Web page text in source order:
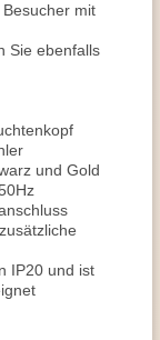
mit
Sie ebenfalls
und Gold
IP20 und ist